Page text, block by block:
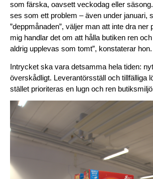
som färska, oavsett veckodag eller
ses som ett problem – även under januari,
”deppmånaden”, väljer man att inte dra ner
mig handlar det om att hålla butiken ren
aldrig upplevas som tomt”, konstaterar hon.
Intrycket ska vara detsamma hela tiden:
överskådligt. Leverantörsställ och tillfälliga
stället prioriteras en lugn och ren